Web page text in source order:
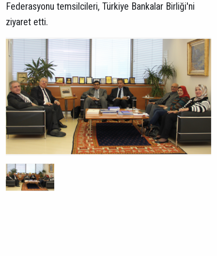
Federasyonu temsilcileri, Türkiye Bankalar Birliği'ni
ziyaret etti.